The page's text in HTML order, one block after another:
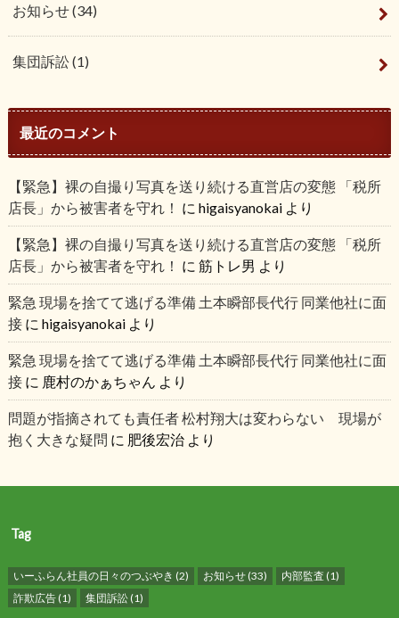
お知らせ(34)
集団訴訟(1)
最近のコメント
【緊急】裸の自撮り写真を送り続ける直営店の変態 「税所
店長」から被害者を守れ！ に higaisyanokaiより
【緊急】裸の自撮り写真を送り続ける直営店の変態 「税所
店長」から被害者を守れ！ に 筋トレ男 より
緊急 現場を捨てて逃げる準備 土本瞬部長代行 同業他社に面
接に higaisyanokaiより
緊急 現場を捨てて逃げる準備 土本瞬部長代行 同業他社に面
接に 鹿村のかぁちゃん より
問題が指摘されても責任者 松村翔大は変わらない 現場が
抱く大きな疑問 に 肥後宏治より
Tag
いーふらん社員の日々のつぶやき (2) お知らせ(33) 内部監査 (1)
詐欺広告(1) 集団訴訟(1)